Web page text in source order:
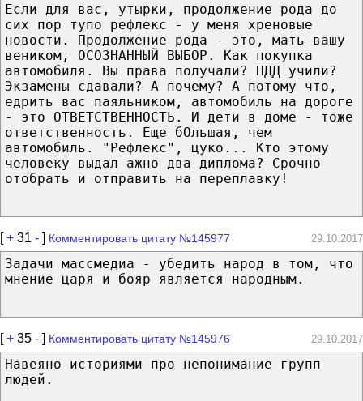
Если для вас, утырки, продолжение рода до
сих пор тупо рефлекс - у меня хреновые
новости. Продолжение рода - это, мать вашу
веником, ОСОЗНАННЫЙ ВЫБОР. Как покупка
автомобиля. Вы права получали? ПДД учили?
Экзамены сдавали? А почему? А потому что,
едрить вас паяльником, автомобиль на дороге
- это ОТВЕТСТВЕННОСТЬ. И дети в доме - тоже
ответственность. Еще бОльшая, чем
автомобиль. "Рефлекс", цуко... Кто этому
человеку выдал ажно два диплома? Срочно
отобрать и отправить на переплавку!
[+ 31 - ] Комментировать цитату №145977 29.10.2017
Задачи массмедиа - убедить народ в том, что
мнение царя и бояр является народным.
[+ 35 - ] Комментировать цитату №145976 29.10.2017
Навеяно историями про непонимание групп
людей.